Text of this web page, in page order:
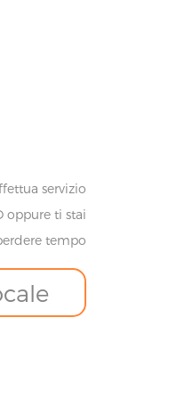
servizio
oppure ti stai
tempo